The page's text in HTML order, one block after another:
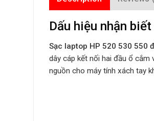
Dấu hiệu nhận
Sạc laptop HP 520 530 550
dây cáp kết nối hai đầu ổ
nguồn cho máy tính xách tay